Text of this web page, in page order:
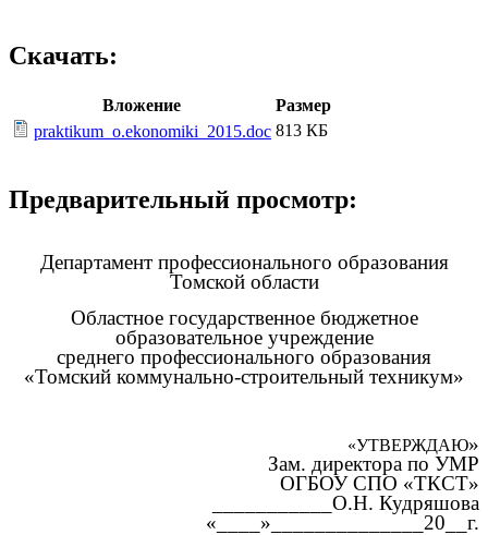
Скачать:
Вложение
Размер
praktikum_o.ekonomiki_2015.doc 813 КБ
Предварительный просмотр:
Департамент профессионального образования
Томской области
Областное государственное бюджетное
образовательное учреждение
среднего профессионального образования
«Томский коммунально-строительный техникум»
«УТВЕРЖДАЮ»
Зам. директора по УМР
ОГБОУ СПО «ТКСТ»
___________О.Н. Кудряшова
«____»______________20__г.